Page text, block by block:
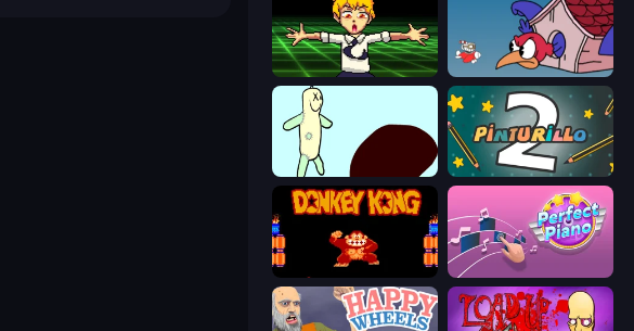
Chainsaw Dance Cuphead
Doodieman Voodoo Pinturillo 2
Donkey Kong Returns Perfect Piano